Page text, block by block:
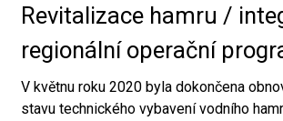
Revitalizace hamru /
regionální operační
V květnu roku 2020 byla dokončena
stavu technického vybavení vodního